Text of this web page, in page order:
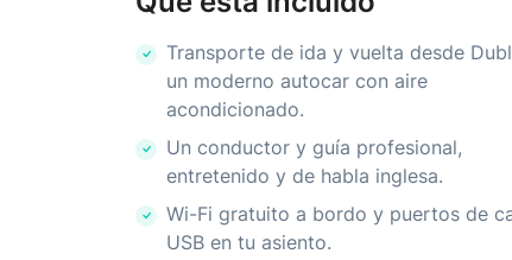
Transporte de ida y vuelta desde
un moderno autocar con aire
acondicionado.
Un conductor y guía profesional,
entretenido y de habla inglesa.
Wi-Fi gratuito a bordo y puertos de
USB en tu asiento.